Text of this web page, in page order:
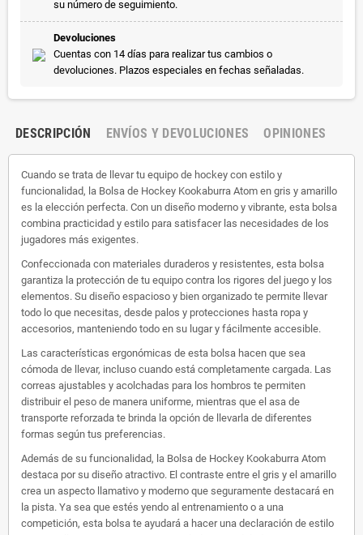
su número de seguimiento.
Devoluciones
Cuentas con 14 días para realizar tus cambios o
devoluciones. Plazos especiales en fechas señaladas.
DESCRIPCIÓN ENVÍOS Y DEVOLUCIONES OPINIONES
Cuando se trata de llevar tu equipo de hockey con estilo y
funcionalidad, la Bolsa de Hockey Kookaburra Atom en gris y amarillo
es la elección perfecta. Con un diseño moderno y vibrante, esta bolsa
combina practicidad y estilo para satisfacer las necesidades de los
jugadores más exigentes.
Confeccionada con materiales duraderos y resistentes, esta bolsa
garantiza la protección de tu equipo contra los rigores del juego y los
elementos. Su diseño espacioso y bien organizado te permite llevar
todo lo que necesitas, desde palos y protecciones hasta ropa y
accesorios, manteniendo todo en su lugar y fácilmente accesible.
Las características ergonómicas de esta bolsa hacen que sea
cómoda de llevar, incluso cuando está completamente cargada. Las
correas ajustables y acolchadas para los hombros te permiten
distribuir el peso de manera uniforme, mientras que el asa de
transporte reforzada te brinda la opción de llevarla de diferentes
formas según tus preferencias.
Además de su funcionalidad, la Bolsa de Hockey Kookaburra Atom
destaca por su diseño atractivo. El contraste entre el gris y el amarillo
crea un aspecto llamativo y moderno que seguramente destacará en
la pista. Ya sea que estés yendo al entrenamiento o a una
competición, esta bolsa te ayudará a hacer una declaración de estilo